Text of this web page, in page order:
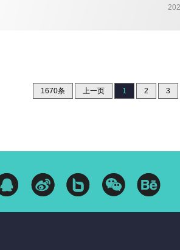
1670条 上一页 1 2 3